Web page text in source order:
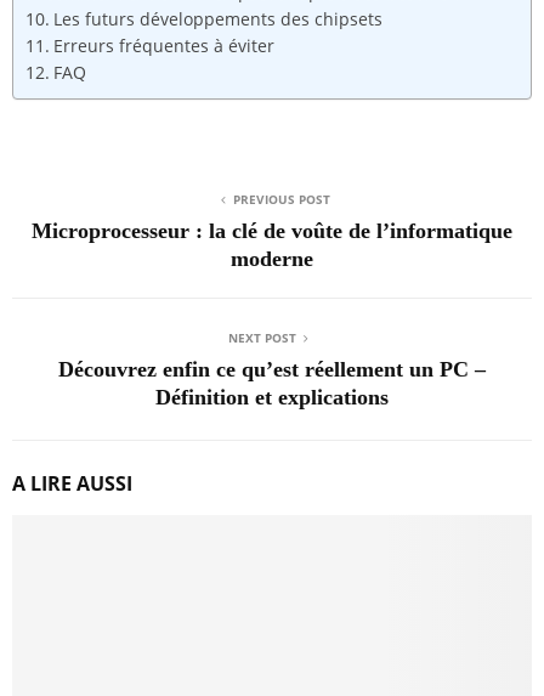
Les futurs développements des chipsets
Erreurs fréquentes à éviter
FAQ
PREVIOUS POST
Microprocesseur : la clé de voûte de l’informatique
moderne
NEXT POST
Découvrez enfin ce qu’est réellement un PC –
Définition et explications
A LIRE AUSSI